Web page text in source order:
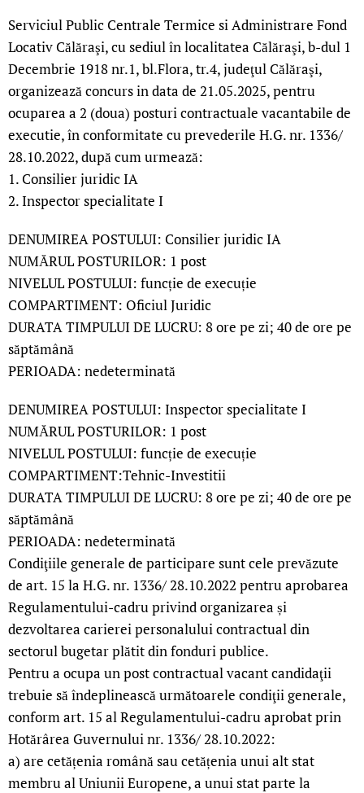
Serviciul Public Centrale Termice si Administrare Fond
Locativ Călăraşi, cu sediul în localitatea Călăraşi, b-dul 1
Decembrie 1918 nr.1, bl.Flora, tr.4, judeţul Călăraşi,
organizează concurs in data de 21.05.2025, pentru
ocuparea a 2 (doua) posturi contractuale vacantabile de
executie, în conformitate cu prevederile H.G. nr. 1336/
28.10.2022, după cum urmează:
1. Consilier juridic IA
2. Inspector specialitate I
DENUMIREA POSTULUI: Consilier juridic IA
NUMĂRUL POSTURILOR: 1 post
NIVELUL POSTULUI: funcție de execuție
COMPARTIMENT: Oficiul Juridic
DURATA TIMPULUI DE LUCRU: 8 ore pe zi; 40 de ore pe
săptămână
PERIOADA: nedeterminată
DENUMIREA POSTULUI: Inspector specialitate I
NUMĂRUL POSTURILOR: 1 post
NIVELUL POSTULUI: funcție de execuție
COMPARTIMENT:Tehnic-Investitii
DURATA TIMPULUI DE LUCRU: 8 ore pe zi; 40 de ore pe
săptămână
PERIOADA: nedeterminată
Condiţiile generale de participare sunt cele prevăzute
de art. 15 la H.G. nr. 1336/ 28.10.2022 pentru aprobarea
Regulamentului-cadru privind organizarea și
dezvoltarea carierei personalului contractual din
sectorul bugetar plătit din fonduri publice.
Pentru a ocupa un post contractual vacant candidaţii
trebuie să îndeplinească următoarele condiţii generale,
conform art. 15 al Regulamentului-cadru aprobat prin
Hotărârea Guvernului nr. 1336/ 28.10.2022:
a) are cetățenia română sau cetățenia unui alt stat
membru al Uniunii Europene, a unui stat parte la